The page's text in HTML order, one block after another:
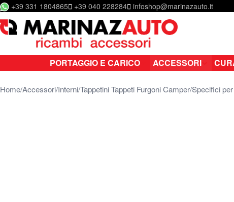
Salta al contenuto
+39 331 1804865 +39 040 228284 infoshop@marinazauto.it
PORTAGGIO E CARICO ACCESSORI
HomeAccessori InterniTappetini Tappeti Furgoni CamperSpecifici